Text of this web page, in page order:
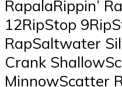
RapalaRippin’
12RipStop
RapSaltwater
Crank
MinnowScatter